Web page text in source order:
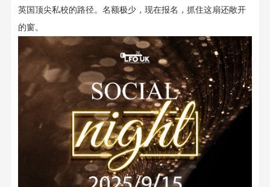
英国顶尖私校的路径。 名额极少，现在报名 ，抓住这扇还敞开
的窗。